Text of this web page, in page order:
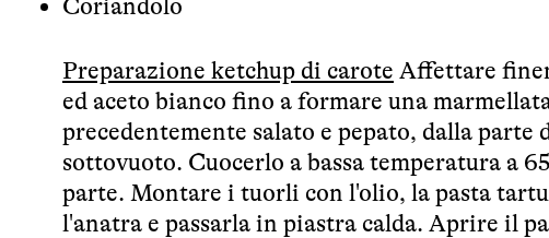
Coriandolo
Preparazione ketchup di carote Affettare
ed aceto bianco fino a formare una
precedentemente salato e pepato, dalla
sottovuoto. Cuocerlo a bassa temperatura a
parte. Montare i tuorli con l'olio, la pasta
l'anatra e passarla in piastra calda. Aprire il